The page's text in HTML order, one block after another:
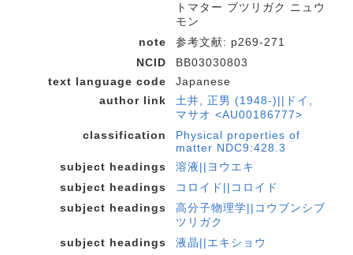
トマター ブツリガク ニュウ
モン
note
参考文献: p269-271
NCID
BB03030803
text language code
Japanese
author link
土井, 正男 (1948-)||ドイ,
マサオ <AU00186777>
classification
Physical properties of
matter NDC9:428.3
subject headings
溶液||ヨウエキ
subject headings
コロイド||コロイド
subject headings
高分子物理学||コウブンシブ
ツリガク
subject headings
液晶||エキショウ